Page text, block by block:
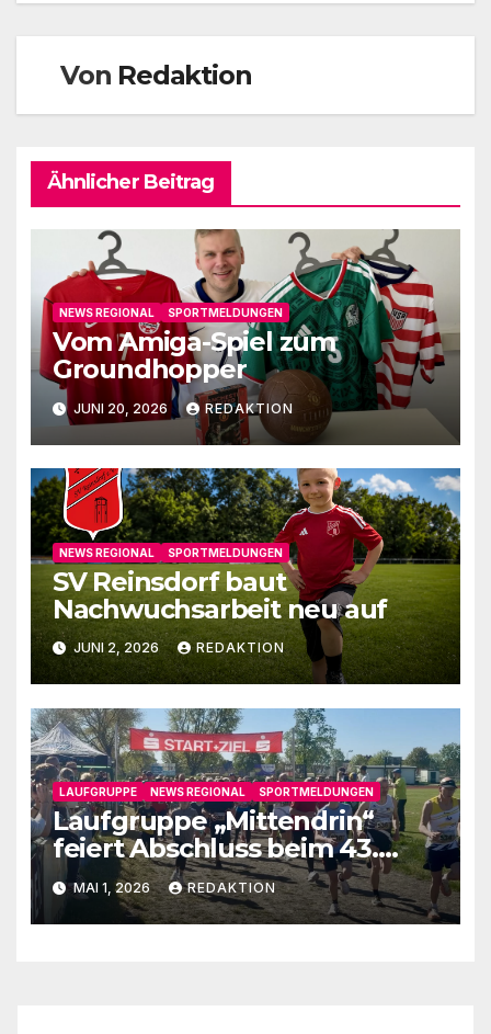
Von Redaktion
Ähnlicher Beitrag
NEWS REGIONAL SPORTMELDUNGEN
Vom Amiga-Spiel zum
Groundhopper
JUNI 20, 2026 REDAKTION
NEWS REGIONAL SPORTMELDUNGEN
SV Reinsdorf baut
Nachwuchsarbeit neu auf
JUNI 2, 2026 REDAKTION
LAUFGRUPPE NEWS REGIONAL SPORTMELDUNGEN
Laufgruppe „Mittendrin“
feiert Abschluss beim 43.
Fläminglauf
MAI 1, 2026 REDAKTION